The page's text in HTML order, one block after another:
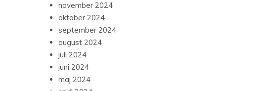
november 2024
oktober 2024
september 2024
august 2024
juli 2024
juni 2024
maj 2024